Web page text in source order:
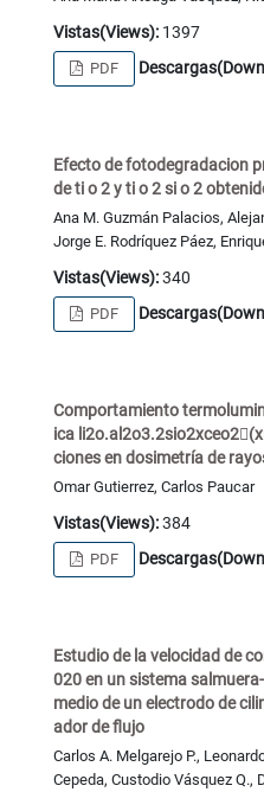
Vistas(Views):1397
PDF
Efecto de fotodegradacion
de ti o 2 y ti o 2 si o 2
Ana M. Guzmán Palacios,
Jorge E. Rodríquez Páez,
Vistas(Views):340
PDF
Comportamiento
ica
ciones en dosimetría de
Omar Gutierrez, Carlos Paucar
Vistas(Views):384
PDF
Estudio de la velocidad de
020 en un sistema
medio de un electrodo de
ador de flujo
Carlos A. Melgarejo P.,
Cepeda, Custodio Vásquez Q.,